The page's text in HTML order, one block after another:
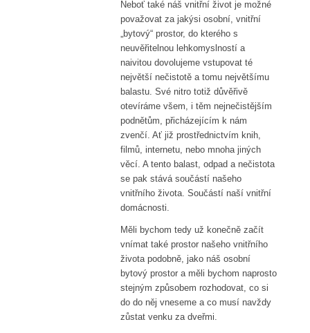
Neboť také náš vnitřní život je možné
považovat za jakýsi osobní, vnitřní
„bytový“ prostor, do kterého s
neuvěřitelnou lehkomyslností a
naivitou dovolujeme vstupovat té
největší nečistotě a tomu největšímu
balastu. Své nitro totiž důvěřivě
otevíráme všem, i těm nejnečistějším
podnětům, přicházejícím k nám
zvenčí. Ať již prostřednictvím knih,
filmů, internetu, nebo mnoha jiných
věcí. A tento balast, odpad a nečistota
se pak stává součástí našeho
vnitřního života. Součástí naší vnitřní
domácnosti.
Měli bychom tedy už konečně začít
vnímat také prostor našeho vnitřního
života podobně, jako náš osobní
bytový prostor a měli bychom naprosto
stejným způsobem rozhodovat, co si
do do něj vneseme a co musí navždy
zůstat venku za dveřmi.